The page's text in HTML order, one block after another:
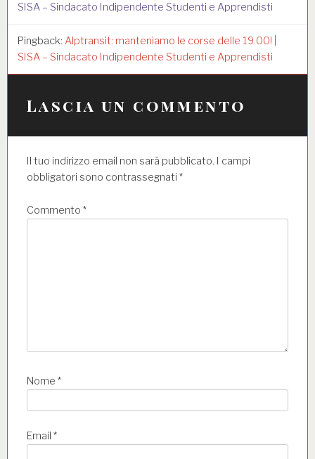
SISA – Sindacato Indipendente Studenti e Apprendisti
Pingback: Alptransit: manteniamo le corse delle 19.00! |
SISA – Sindacato Indipendente Studenti e Apprendisti
Lascia un commento
Il tuo indirizzo email non sarà pubblicato. I campi
obbligatori sono contrassegnati *
Commento *
Nome *
Email *